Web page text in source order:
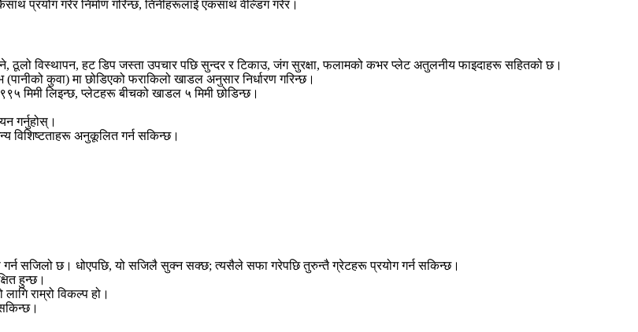
प्रयोग गरेर निर्माण गरिन्छ, तिनीहरूलाई एकसाथ वेल्डिंग गरेर।
ठूलो विस्थापन, हट डिप जस्ता उपचार पछि सुन्दर र टिकाउ, जंग सुरक्षा, फलामको कभर प्लेट अतुलनीय फाइदाहरू सहितको छ।
कुवा) मा छोडिएको फराकिलो खाडल अनुसार निर्धारण गरिन्छ।
मिमी लिइन्छ, प्लेटहरू बीचको खाडल ५ मिमी छोडिन्छ।
गर्नुहोस्।
विशिष्टताहरू अनुकूलित गर्न सकिन्छ।
सजिलो छ। धोएपछि, यो सजिलै सुक्न सक्छ; त्यसैले सफा गरेपछि तुरुन्तै ग्रेटहरू प्रयोग गर्न सकिन्छ।
हुन्छ।
राम्रो विकल्प हो।